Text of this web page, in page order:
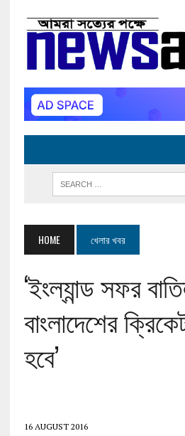
HOME খেলার খবর
‘ইংল্যান্ড সফর
বাংলাদেশের
হবে’
16 AUGUST 2016